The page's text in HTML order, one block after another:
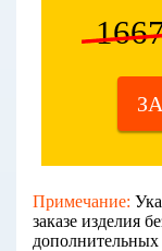
Примечание:
заказе изделия
дополнительных